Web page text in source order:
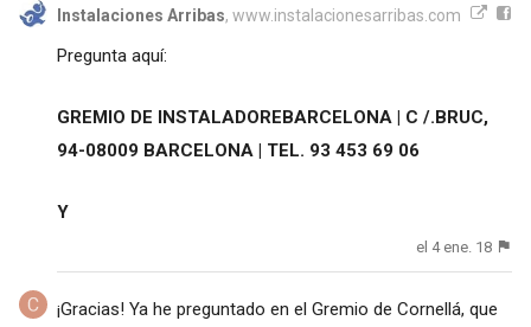
Instalaciones Arribas, www.instalacionesarribas.com
Pregunta aquí:
GREMIO DE INSTALADOREBARCELONA | C /.BRUC,
94-08009 BARCELONA | TEL. 93 453 69 06
Y
el 4 ene. 18
¡Gracias! Ya he preguntado en el Gremio de Cornellá, que